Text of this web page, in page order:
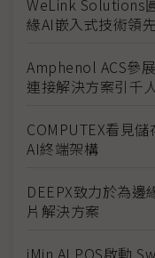
緣AI嵌入式技術領
Amphenol ACS參
連接解決方案引千
COMPUTEX看見
AI終端架構
DEEPX致力於為
片解決方案
iMin AI POS啟動